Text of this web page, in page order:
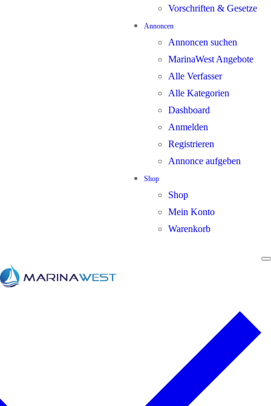
Vorschriften & Gesetze
Annoncen
Annoncen suchen
MarinaWest Angebote
Alle Verfasser
Alle Kategorien
Dashboard
Anmelden
Registrieren
Annonce aufgeben
Shop
Shop
Mein Konto
Warenkorb